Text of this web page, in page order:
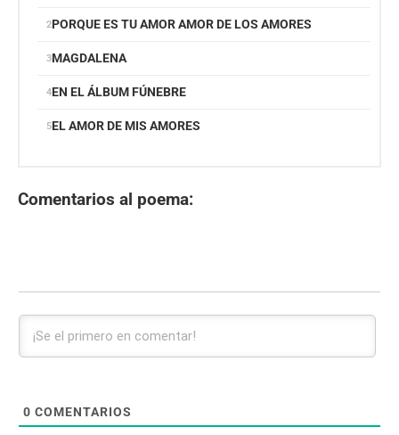
PORQUE ES TU AMOR AMOR DE LOS AMORES
MAGDALENA
EN EL ÁLBUM FÚNEBRE
EL AMOR DE MIS AMORES
Comentarios al poema:
0 COMENTARIOS